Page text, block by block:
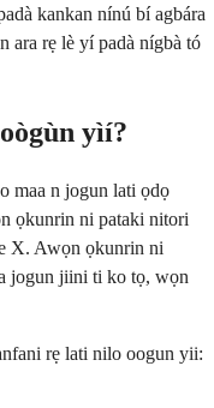
kankan nínú bí agbára
ara rẹ lè yí padà nígbà tó
yìí?
maa n jogun lati ọdọ
ọkunrin ni pataki nitori
X. Awọn ọkunrin ni
jogun jiini ti ko tọ, wọn
rẹ lati nilo oogun yii: